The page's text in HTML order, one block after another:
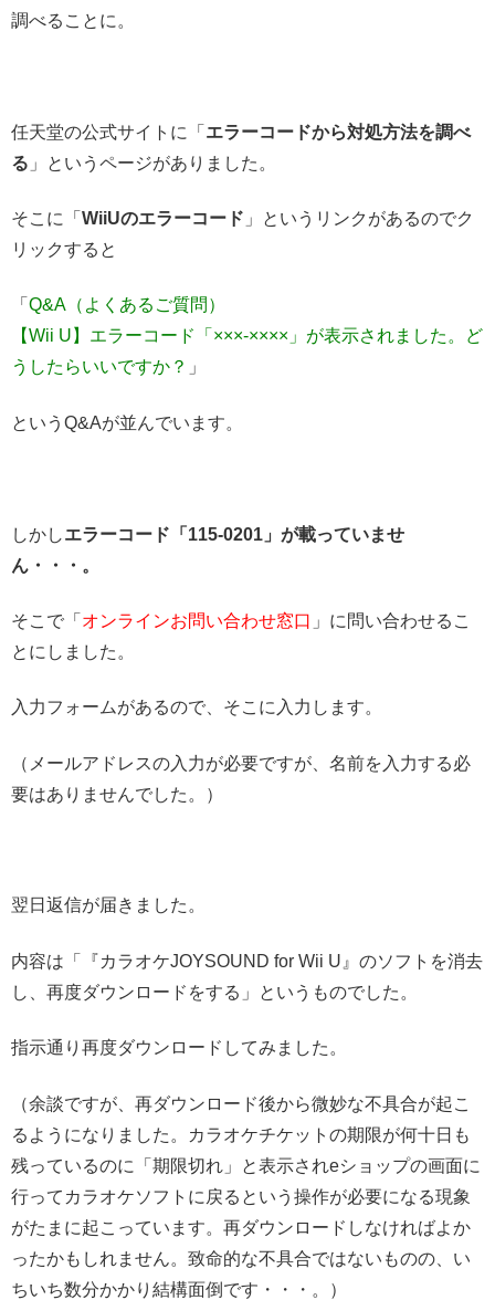
調べることに。
任天堂の公式サイトに「 エラーコードから対処方法を調べ
る 」というページがありました。
そこに「 WiiUのエラーコード 」というリンクがあるのでク
リックすると
「 Q&A（よくあるご質問）
【Wii U】エラーコード「×××-××××」が表示されました。ど
うしたらいいですか？ 」
というQ&Aが並んでいます。
しかしエラーコード「115-0201」が載っていませ
ん・・・。
そこで「 オンラインお問い合わせ窓口 」に問い合わせるこ
とにしました。
入力フォームがあるので、そこに入力します。
（メールアドレスの入力が必要ですが、名前を入力する必
要はありませんでした。）
翌日返信が届きました。
内容は「『カラオケJOYSOUND for Wii U』のソフトを消去
し、再度ダウンロードをする」というものでした。
指示通り再度ダウンロードしてみました。
（余談ですが、再ダウンロード後から微妙な不具合が起こ
るようになりました。カラオケチケットの期限が何十日も
残っているのに「期限切れ」と表示されeショップの画面に
行ってカラオケソフトに戻るという操作が必要になる現象
がたまに起こっています。再ダウンロードしなければよか
ったかもしれません。致命的な不具合ではないものの、い
ちいち数分かかり結構面倒です・・・。）